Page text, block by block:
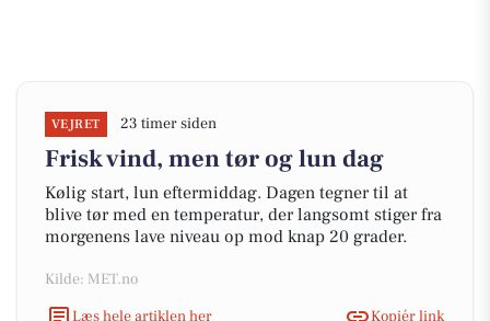
VEJRET 23 timer siden
Frisk vind, men tør og lun dag
Kølig start, lun eftermiddag. Dagen tegner til at
blive tør med en temperatur, der langsomt stiger fra
morgenens lave niveau op mod knap 20 grader.
Kilde: MET.no
Læs hele artiklen her
Kopiér link